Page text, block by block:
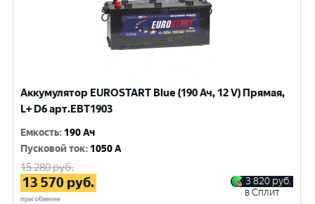
Аккумулятор EUROSTART Blue (190 Ач, 12 V) Прямая,
L+ D6 арт.EBT1903
Емкость: 190 Ач
Пусковой ток: 1050 A
15 280руб.
13 570 руб.
при обмене
3 820 руб.
в Сплит